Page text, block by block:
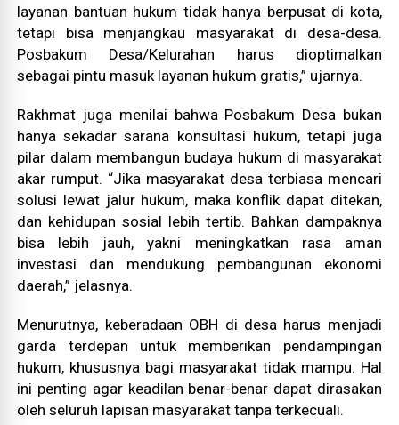
layanan bantuan hukum tidak hanya berpusat di kota,
tetapi bisa menjangkau masyarakat di desa-desa.
Posbakum Desa/Kelurahan harus dioptimalkan
sebagai pintu masuk layanan hukum gratis,” ujarnya.
Rakhmat juga menilai bahwa Posbakum Desa bukan
hanya sekadar sarana konsultasi hukum, tetapi juga
pilar dalam membangun budaya hukum di masyarakat
akar rumput. “Jika masyarakat desa terbiasa mencari
solusi lewat jalur hukum, maka konflik dapat ditekan,
dan kehidupan sosial lebih tertib. Bahkan dampaknya
bisa lebih jauh, yakni meningkatkan rasa aman
investasi dan mendukung pembangunan ekonomi
daerah,” jelasnya.
Menurutnya, keberadaan OBH di desa harus menjadi
garda terdepan untuk memberikan pendampingan
hukum, khususnya bagi masyarakat tidak mampu. Hal
ini penting agar keadilan benar-benar dapat dirasakan
oleh seluruh lapisan masyarakat tanpa terkecuali.